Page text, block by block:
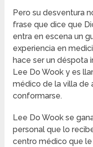
Pero su desventura
frase que dice que
entra en escena un
experiencia en
hace ser un déspota
Lee Do Wook y es
médico de la villa de
conformarse.
Lee Do Wook se
personal que lo
centro médico que